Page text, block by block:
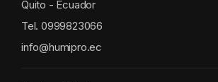
Quito - Ecuador
Tel. 0999823066
info@humipro.ec